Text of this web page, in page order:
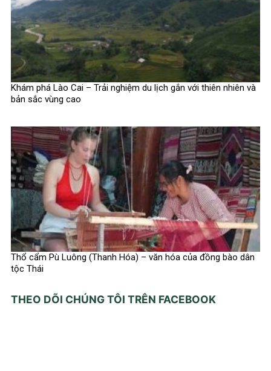
Khám phá Lào Cai – Trải nghiệm du lịch gắn với thiên nhiên và
bản sắc vùng cao
Thổ cẩm Pù Luông (Thanh Hóa) – văn hóa của đồng bào dân
tộc Thái
THEO DÕI CHÚNG TÔI TRÊN FACEBOOK